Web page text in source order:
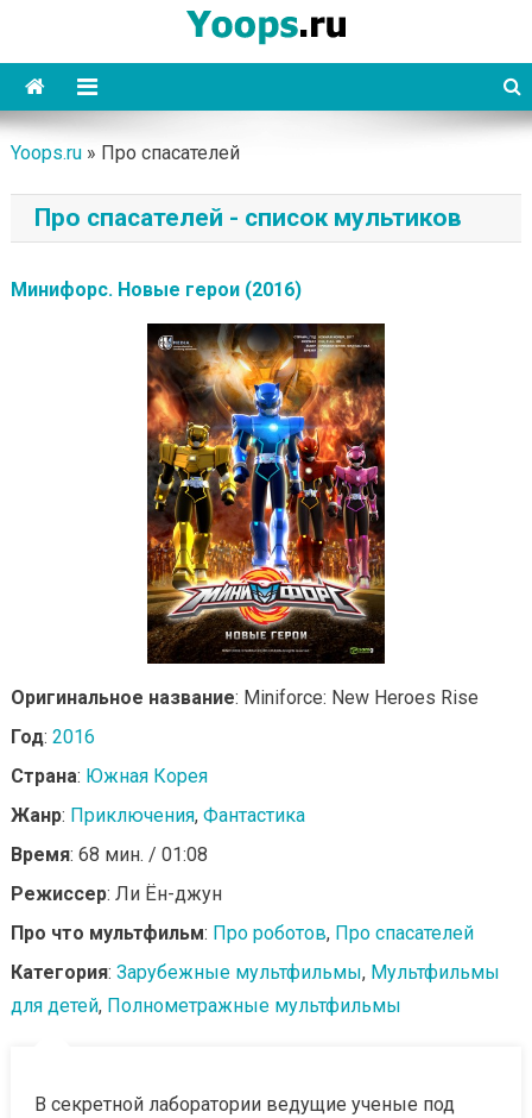
content
Yoops
Yoops.ru» Про спасателей
Про спасателей - список мультиков
Минифорс. Новые герои (2016)
Оригинальное название: Miniforce: New Heroes Rise
Год: 2016
Страна: Южная Корея
Жанр: Приключения, Фантастика
Время: 68 мин. / 01:08
Режиссер: Ли Ён-джун
Про что мультфильм: Про роботов, Про спасателей
Категория: Зарубежные мультфильмы, Мультфильмы
для детей, Полнометражные мультфильмы
В секретной лаборатории ведущие ученые под